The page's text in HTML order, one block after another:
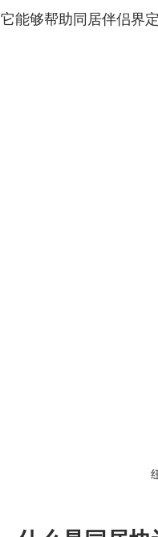
能够帮助同居伴侣界